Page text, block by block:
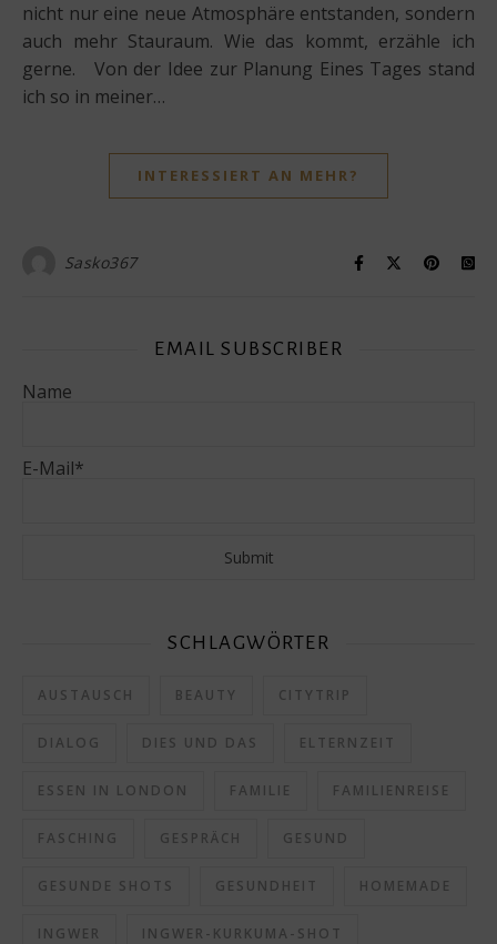
nicht nur eine neue Atmosphäre entstanden, sondern
auch mehr Stauraum. Wie das kommt, erzähle ich
gerne. Von der Idee zur Planung Eines Tages stand
ich so in meiner…
INTERESSIERT AN MEHR?
Sasko367
EMAIL SUBSCRIBER
Name
E-Mail*
SCHLAGWÖRTER
AUSTAUSCH BEAUTY CITYTRIP
DIALOG DIES UND DAS ELTERNZEIT
ESSEN IN LONDON FAMILIE FAMILIENREISE
FASCHING GESPRÄCH GESUND
GESUNDE SHOTS GESUNDHEIT HOMEMADE
INGWER INGWER-KURKUMA-SHOT